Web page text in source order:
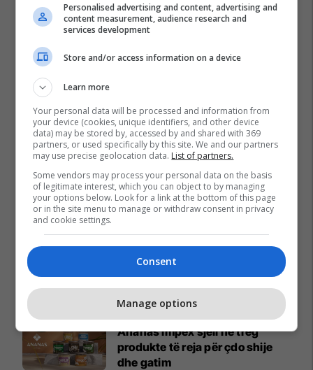
Promo Reklamo këtu
Ananas Impex sjell në treg
produkte të reja për çdo shije
dhe gatim
Personalised advertising and content, advertising and
content measurement, audience research and
services development
Store and/or access information on a device
Learn more
Your personal data will be processed and information from
your device (cookies, unique identifiers, and other device
data) may be stored by, accessed by and shared with 369
partners, or used specifically by this site. We and our partners
may use precise geolocation data. List of partners.
Some vendors may process your personal data on the basis
of legitimate interest, which you can object to by managing
your options below. Look for a link at the bottom of this page
or in the site menu to manage or withdraw consent in privacy
and cookie settings.
Consent
Manage options